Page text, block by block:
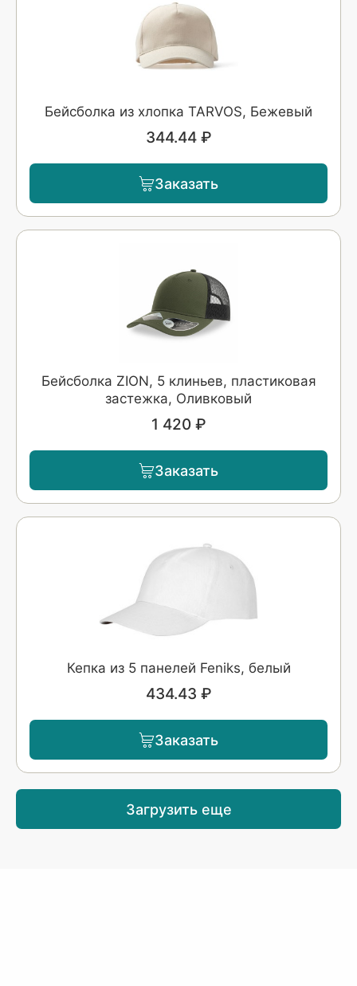
Бейсболка из хлопка TARVOS, Бежевый
344.44 ₽
Заказать
Бейсболка ZION, 5 клиньев, пластиковая
застежка, Оливковый
1 420 ₽
Заказать
Кепка из 5 панелей Feniks, белый
434.43 ₽
Заказать
Загрузить еще